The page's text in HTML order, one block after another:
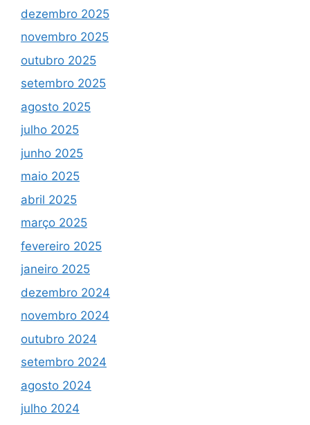
dezembro 2025
novembro 2025
outubro 2025
setembro 2025
agosto 2025
julho 2025
junho 2025
maio 2025
abril 2025
março 2025
fevereiro 2025
janeiro 2025
dezembro 2024
novembro 2024
outubro 2024
setembro 2024
agosto 2024
julho 2024